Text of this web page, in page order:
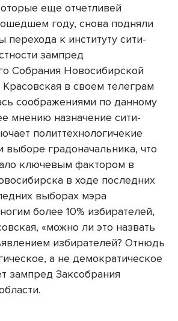
еще отчетливей
году, снова подняли
к институту сити-
зампред
Собрания Новосибирской
в своем телеграм
соображениями по данному
мнению назначение сити-
политтехнологичекие
выборе градоначальника, что
ключевым фактором в
в ходе последних
выборах мэра
более 10% избирателей,
«можно ли это назвать
избирателей? Отнюдь
а не демократическое
зампред Заксобрания